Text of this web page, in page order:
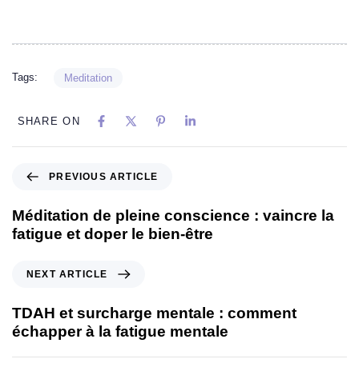
Tags: Meditation
SHARE ON
PREVIOUS ARTICLE
Méditation de pleine conscience : vaincre la
fatigue et doper le bien-être
NEXT ARTICLE
TDAH et surcharge mentale : comment
échapper à la fatigue mentale